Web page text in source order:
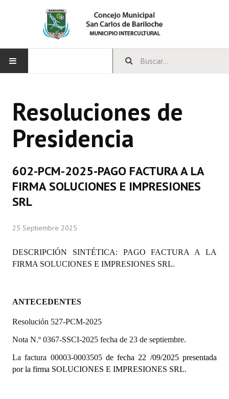
CONCEJO
Bloques Políticos
Comisiones Permanentes
Comisiones Especiales
LEGISLACIÓN
Constitución Provincial
Carta Orgánica 2007
Digesto
Resoluciones de
Presidencia
602-PCM-2025-PAGO FACTURA A LA
FIRMA SOLUCIONES E IMPRESIONES
SRL
25 Septiembre 2025
DESCRIPCIÓN SINTÉTICA: PAGO FACTURA A LA
FIRMA SOLUCIONES E IMPRESIONES SRL.
ANTECEDENTES
Resolución 527-PCM-2025
Nota N.º 0367-SSCI-2025 fecha de 23 de septiembre.
La factura 00003-0003505 de fecha 22 /09/2025 presentada
por la firma SOLUCIONES E IMPRESIONES SRL.